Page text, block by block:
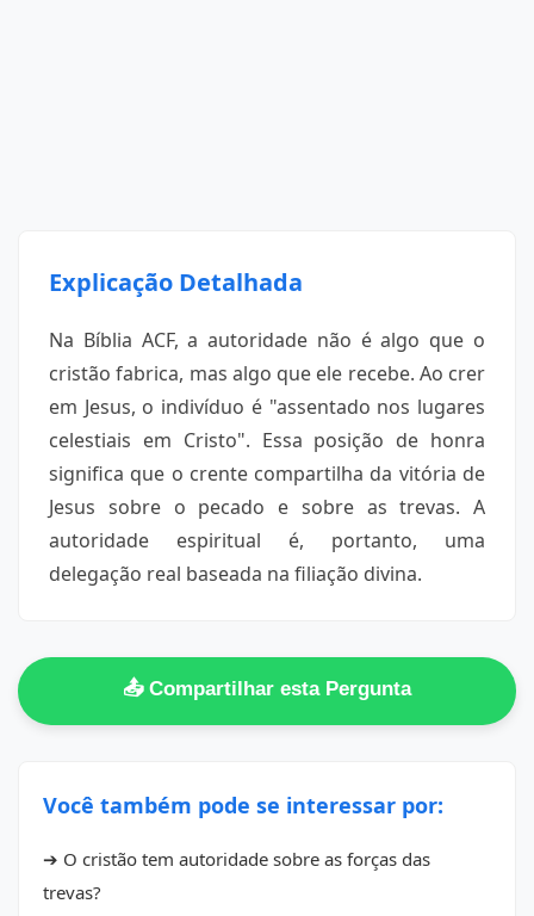
Explicação Detalhada
Na Bíblia ACF, a autoridade não é algo que o
cristão fabrica, mas algo que ele recebe. Ao crer
em Jesus, o indivíduo é "assentado nos lugares
celestiais em Cristo". Essa posição de honra
significa que o crente compartilha da vitória de
Jesus sobre o pecado e sobre as trevas. A
autoridade espiritual é, portanto, uma
delegação real baseada na filiação divina.
📤 Compartilhar esta Pergunta
Você também pode se interessar por:
➔ O cristão tem autoridade sobre as forças das
trevas?